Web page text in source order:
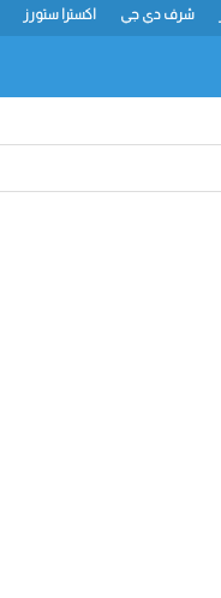
اكسترا ستورز شرف دي جي